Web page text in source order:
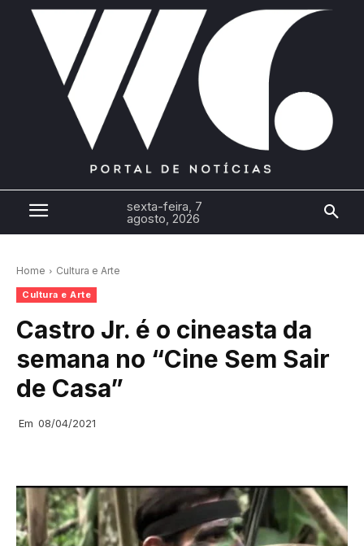
sexta-feira, 7
agosto, 2026
Home Cultura e Arte
Cultura e Arte
Castro Jr. é o cineasta da
semana no “Cine Sem Sair
de Casa”
Em 08/04/2021